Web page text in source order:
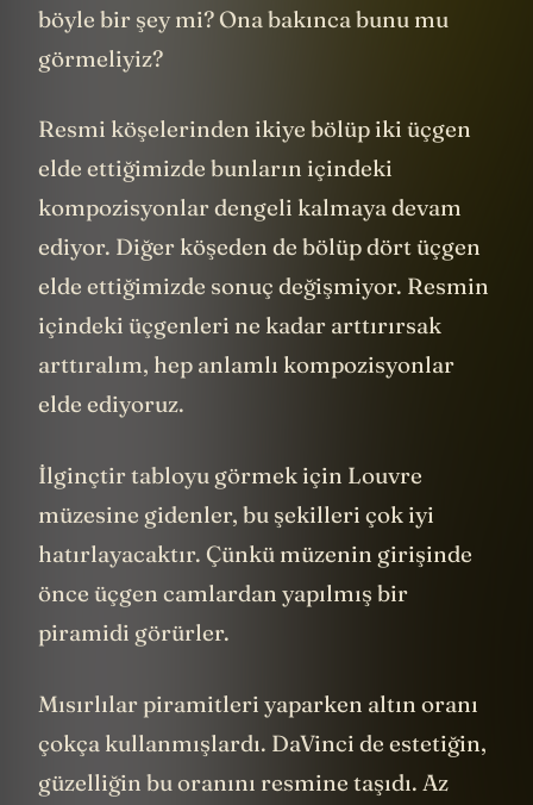
böyle bir şey mi? Ona bakınca bunu mu
görmeliyiz?
Resmi köşelerinden ikiye bölüp iki üçgen
elde ettiğimizde bunların içindeki
kompozisyonlar dengeli kalmaya devam
ediyor. Diğer köşeden de bölüp dört üçgen
elde ettiğimizde sonuç değişmiyor. Resmin
içindeki üçgenleri ne kadar arttırırsak
arttıralım, hep anlamlı kompozisyonlar
elde ediyoruz.
İlginçtir tabloyu görmek için Louvre
müzesine gidenler, bu şekilleri çok iyi
hatırlayacaktır. Çünkü müzenin girişinde
önce üçgen camlardan yapılmış bir
piramidi görürler.
Mısırlılar piramitleri yaparken altın oranı
çokça kullanmışlardı. DaVinci de estetiğin,
güzelliğin bu oranını resmine taşıdı. Az